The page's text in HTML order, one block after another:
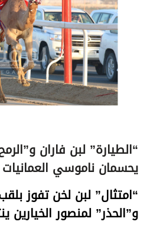
“الطيارة” لبن فاران
يحسمان ناموسي العمانيات
“امتثال” لبن لخن تفوز
و”الحذر” لمنصور الخيارين